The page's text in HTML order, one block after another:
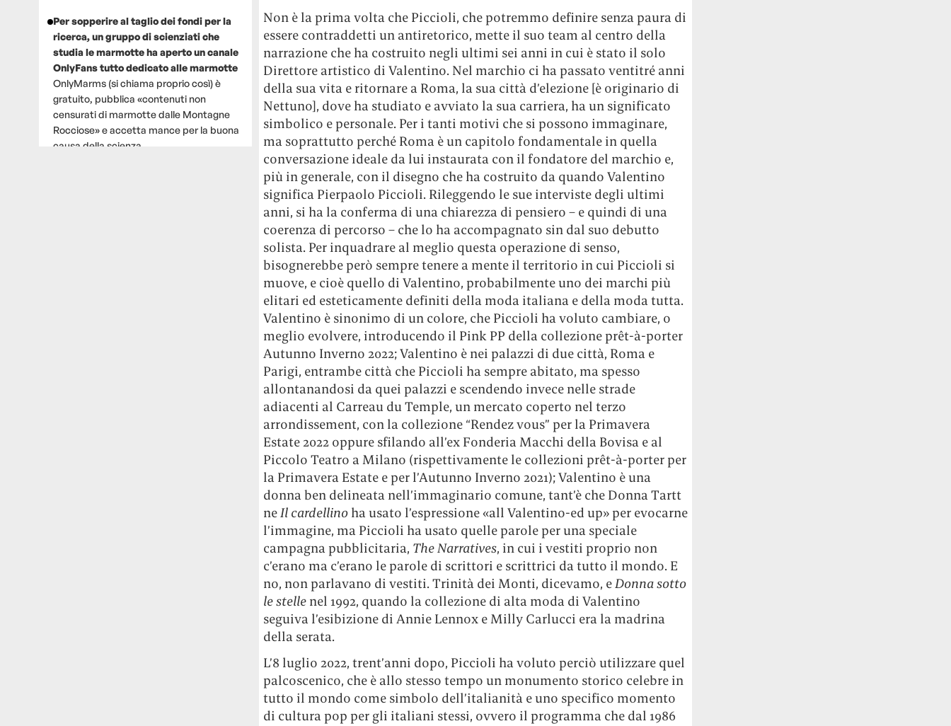
Per sopperire al taglio dei fondi per la
ricerca, un gruppo di scienziati che
studia le marmotte ha aperto un canale
OnlyFans tutto dedicato alle marmotte
OnlyMarms (si chiama proprio così) è
gratuito, pubblica «contenuti non
censurati di marmotte dalle Montagne
Rocciose» e accetta mance per la buona
causa della scienza.
Non è la prima volta che Piccioli, che potremmo definire senza paura di
essere contraddetti un antiretorico, mette il suo team al centro della
narrazione che ha costruito negli ultimi sei anni in cui è stato il solo
Direttore artistico di Valentino. Nel marchio ci ha passato ventitré anni
della sua vita e ritornare a Roma, la sua città d’elezione [è originario di
Nettuno], dove ha studiato e avviato la sua carriera, ha un significato
simbolico e personale. Per i tanti motivi che si possono immaginare,
ma soprattutto perché Roma è un capitolo fondamentale in quella
conversazione ideale da lui instaurata con il fondatore del marchio e,
più in generale, con il disegno che ha costruito da quando Valentino
significa Pierpaolo Piccioli. Rileggendo le sue interviste degli ultimi
anni, si ha la conferma di una chiarezza di pensiero – e quindi di una
coerenza di percorso – che lo ha accompagnato sin dal suo debutto
solista. Per inquadrare al meglio questa operazione di senso,
bisognerebbe però sempre tenere a mente il territorio in cui Piccioli si
muove, e cioè quello di Valentino, probabilmente uno dei marchi più
elitari ed esteticamente definiti della moda italiana e della moda tutta.
Valentino è sinonimo di un colore, che Piccioli ha voluto cambiare, o
meglio evolvere, introducendo il Pink PP della collezione prêt-à-porter
Autunno Inverno 2022; Valentino è nei palazzi di due città, Roma e
Parigi, entrambe città che Piccioli ha sempre abitato, ma spesso
allontanandosi da quei palazzi e scendendo invece nelle strade
adiacenti al Carreau du Temple, un mercato coperto nel terzo
arrondissement, con la collezione “Rendez vous” per la Primavera
Estate 2022 oppure sfilando all’ex Fonderia Macchi della Bovisa e al
Piccolo Teatro a Milano (rispettivamente le collezioni prêt-à-porter per
la Primavera Estate e per l’Autunno Inverno 2021); Valentino è una
donna ben delineata nell’immaginario comune, tant’è che Donna Tartt
neIl cardellinoha usato l’espressione «all Valentino-ed up» per evocarne
l’immagine, ma Piccioli ha usato quelle parole per una speciale
campagna pubblicitaria, The Narratives, in cui i vestiti proprio non
c’erano ma c’erano le parole di scrittori e scrittrici da tutto il mondo. E
no, non parlavano di vestiti. Trinità dei Monti, dicevamo, eDonna sotto
le stellenel 1992, quando la collezione di alta moda di Valentino
seguiva l’esibizione di Annie Lennox e Milly Carlucci era la madrina
della serata.
L’8 luglio 2022, trent’anni dopo, Piccioli ha voluto perciò utilizzare quel
palcoscenico, che è allo stesso tempo un monumento storico celebre in
tutto il mondo come simbolo dell’italianità e uno specifico momento
di cultura pop per gli italiani stessi, ovvero il programma che dal 1986